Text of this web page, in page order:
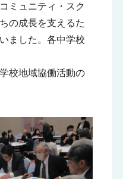
ミュニティ・スク
の成長を支えるた
ました。各中学校
校地域協働活動の